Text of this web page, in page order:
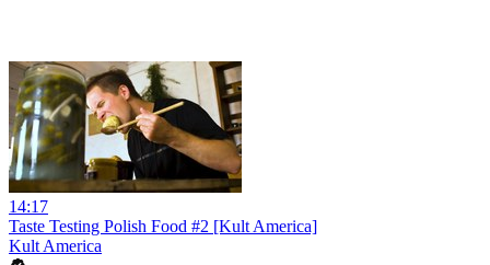
14:17
Taste Testing Polish Food #2 [Kult America]
Kult America